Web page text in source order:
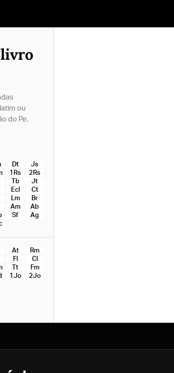
livro
ou
do Pe.
Dt
Js
1Rs
2Rs
Tb
Jt
Ecl
Ct
Lm
Br
Am
Ab
Sf
Ag
At
Rm
Fl
Cl
Tt
Fm
1Jo
2Jo